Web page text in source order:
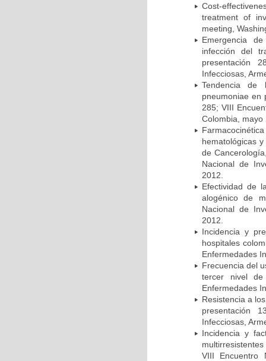
Cost-
treatment of
meeting,
Emergencia
infección del
presentación
Infecciosas,
Tendencia de
pneumoniae en
285; VIII
Colombia, mayo
hematológicas
de
Nacional de
2012.
Efectividad de
alogénico de
Nacional de
2012.
Incidencia y
hospitales
Enfermedades
Frecuencia del
tercer nivel de
Enfermedades
Resistencia a
presentación
Infecciosas,
Incidencia y
VIII Encuentro